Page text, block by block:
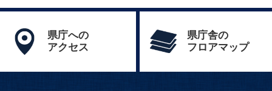
県庁への
アクセス
県庁舎の
フロアマップ